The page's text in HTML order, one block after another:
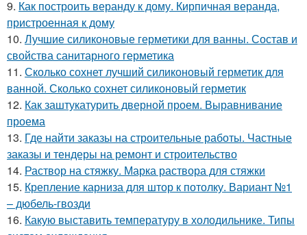
9. Как построить веранду к дому. Кирпичная веранда,
пристроенная к дому
10. Лучшие силиконовые герметики для ванны. Состав и
свойства санитарного герметика
11. Сколько сохнет лучший силиконовый герметик для
ванной. Сколько сохнет силиконовый герметик
12. Как заштукатурить дверной проем. Выравнивание
проема
13. Где найти заказы на строительные работы. Частные
заказы и тендеры на ремонт и строительство
14. Раствор на стяжку. Марка раствора для стяжки
15. Крепление карниза для штор к потолку. Вариант №1
– дюбель-гвозди
16. Какую выставить температуру в холодильнике. Типы